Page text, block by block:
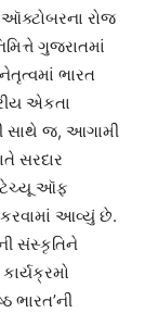
રોજ
ગુજરાતમાં
ભારત
એકતા
સાથે જ, આગામી
સરદાર
સ્ટેચ્યૂ ઑફ
કરવામાં આવ્યું છે.
સંસ્કૃતિને
ભારત’ની